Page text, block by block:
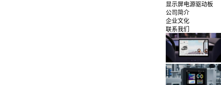
显示屏电源驱动板
公司简介
企业文化
联系我们